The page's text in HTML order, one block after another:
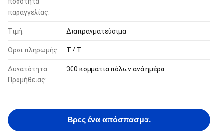
παραγγελίας:
Τιμή: Διαπραγματεύσιμα
Όροι πληρωμής: T / T
Δυνατότητα
Προμήθειας:
300 κομμάτια πόλων ανά ημέρα
Βρες ένα απόσπασμα.